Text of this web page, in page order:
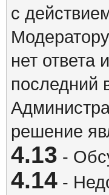
с
нет ответа
последний
решение
4.13 -
4.14-